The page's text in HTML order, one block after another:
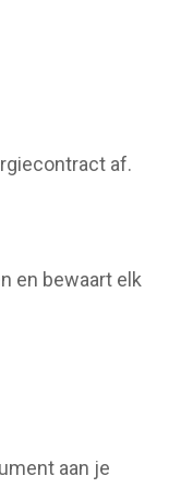
af.
en bewaart elk
aan je